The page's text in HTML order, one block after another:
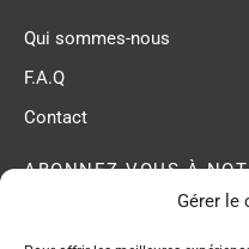
Gérer le
ABONNEZ-VOUS À
Qui sommes-nous
F.A.Q
Contact